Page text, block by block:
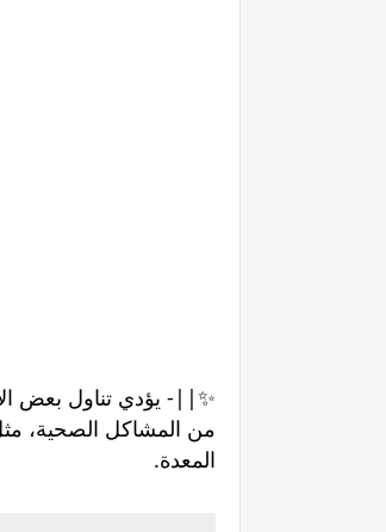
✨||- يؤدي تناول بعض
من المشاكل الصحية،
المعدة.